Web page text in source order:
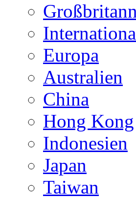
Europa
Australien
China
Hong Kong
Indonesien
Japan
Taiwan